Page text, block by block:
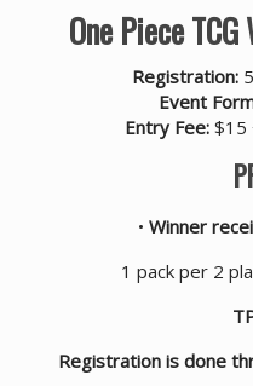
One Piece
Registration:
Event
Entry Fee: $15
• Winner
1 pack per 2
Registration is done